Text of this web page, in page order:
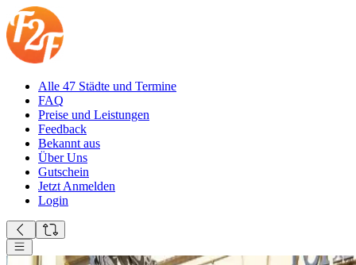
Alle 47 Städte und Termine
FAQ
Preise und Leistungen
Feedback
Bekannt aus
Über Uns
Gutschein
Jetzt Anmelden
Login